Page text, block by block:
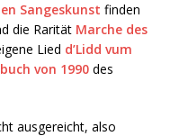
Sangeskunst finden
die Rarität Marche des
Lied d’Lidd vum
von 1990 des
ausgereicht, also